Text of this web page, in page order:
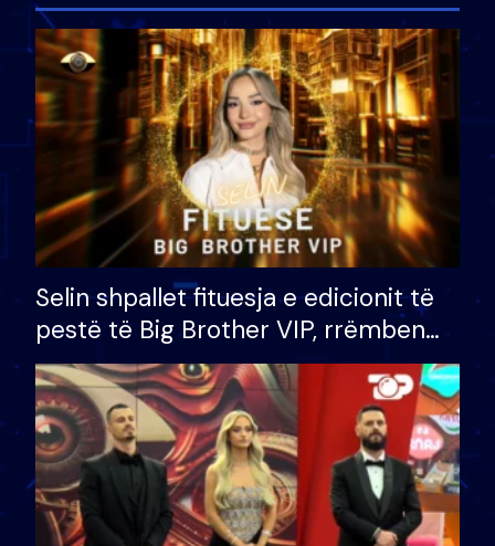
Selin shpallet fituesja e edicionit të
pestë të Big Brother VIP, rrëmben
çmimin e madh prej 100 mijë eurosh